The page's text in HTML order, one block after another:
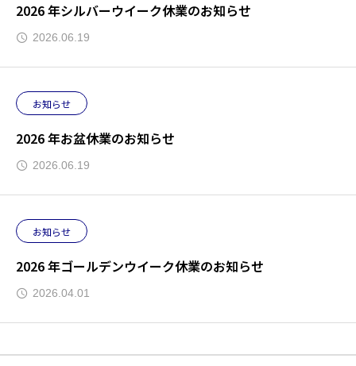
2026 年シルバーウイーク休業のお知らせ
2026.06.19
お知らせ
2026 年お盆休業のお知らせ
2026.06.19
お知らせ
2026 年ゴールデンウイーク休業のお知らせ
2026.04.01